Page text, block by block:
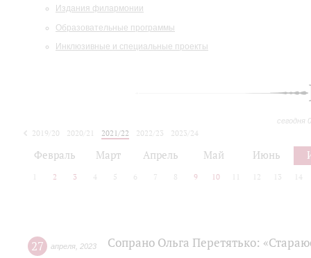
Издания филармонии
Образовательные программы
Инклюзивные и специальные проекты
сегодня
2019/20 2020/21 2021/22 2022/23
2023/24
Февраль Март Апрель Май Июнь
2 3 4 5 6 7 8 9 10 12 13 14
27 апреля 2023 Сопрано Ольга Перетятько: